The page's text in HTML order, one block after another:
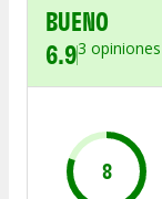
BUENO
6.93 opiniones
8